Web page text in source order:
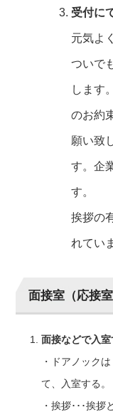
受付に
元気よ
ついで
します
のお約
願い致
す。企
す。
挨拶の
れてい
面接室（応接
面接などで入
・ドアノック
て、入室する。
・挨拶･･･挨拶